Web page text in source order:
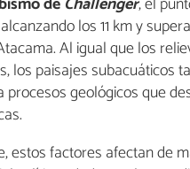
los 11 km y
Al igual que los
los paisajes subacuáticos
procesos geológicos que
estos factores afectan de